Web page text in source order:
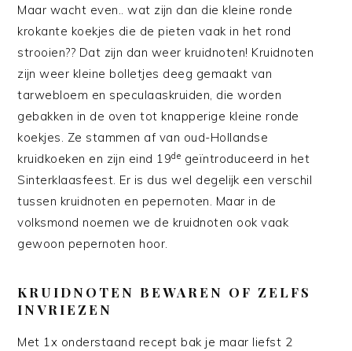
Maar wacht even.. wat zijn dan die kleine ronde
krokante koekjes die de pieten vaak in het rond
strooien?? Dat zijn dan weer kruidnoten! Kruidnoten
zijn weer kleine bolletjes deeg gemaakt van
tarwebloem en speculaaskruiden, die worden
gebakken in de oven tot knapperige kleine ronde
koekjes. Ze stammen af van oud-Hollandse
kruidkoeken en zijn eind 19de geïntroduceerd in het
Sinterklaasfeest. Er is dus wel degelijk een verschil
tussen kruidnoten en pepernoten. Maar in de
volksmond noemen we de kruidnoten ook vaak
gewoon pepernoten hoor.
KRUIDNOTEN BEWAREN OF ZELFS
INVRIEZEN
Met 1x onderstaand recept bak je maar liefst 2